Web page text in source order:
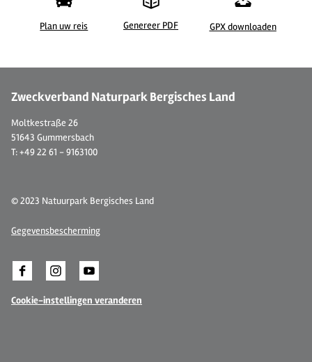
Plan uw reis Genereer PDF GPX downloaden
Zweckverband Naturpark Bergisches Land
Moltkestraße 26
51643 Gummersbach
T: +49 22 61 - 9163100
© 2023 Natuurpark Bergisches Land
Gegevensbescherming
Cookie-instellingen veranderen